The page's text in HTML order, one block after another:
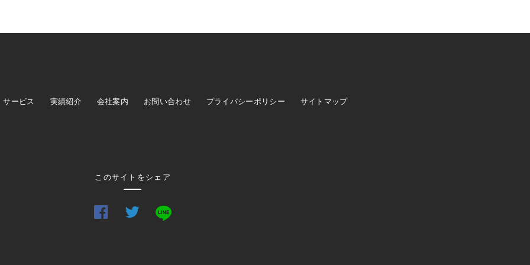
サービス 実績紹介 会社案内 お問い合わせ プライバシーポリシー サイトマップ
このサイトをシェア